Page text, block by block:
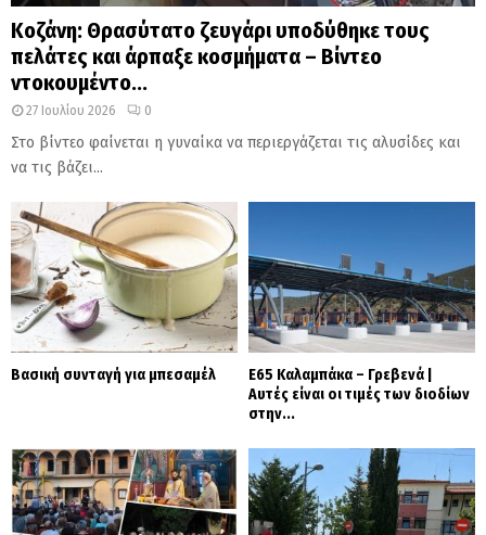
Κοζάνη: Θρασύτατο ζευγάρι υποδύθηκε τους
πελάτες και άρπαξε κοσμήματα – Βίντεο
ντοκουμέντο...
27 Ιουλίου 2026 0
Στο βίντεο φαίνεται η γυναίκα να περιεργάζεται τις αλυσίδες και
να τις βάζει...
Βασική συνταγή για μπεσαμέλ
Ε65 Καλαμπάκα – Γρεβενά |
Αυτές είναι οι τιμές των διοδίων
στην...